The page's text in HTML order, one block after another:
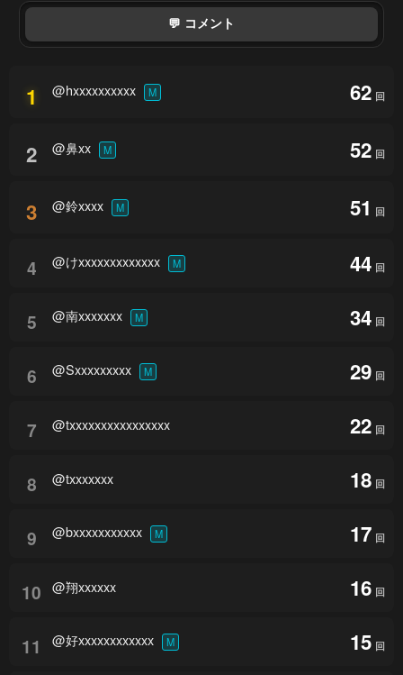
💬 コメント
1 @hxxxxxxxxxx M 62 回
2 @鼻xx M 52 回
3 @鈴xxxx M 51 回
4 @けxxxxxxxxxxxxx M 44 回
5 @南xxxxxxx M 34 回
6 @Sxxxxxxxxx M 29 回
7 @txxxxxxxxxxxxxxxx 22 回
8 @txxxxxxx 18 回
9 @bxxxxxxxxxxx M 17 回
10 @翔xxxxxx 16 回
11 @好xxxxxxxxxxxx M 15 回